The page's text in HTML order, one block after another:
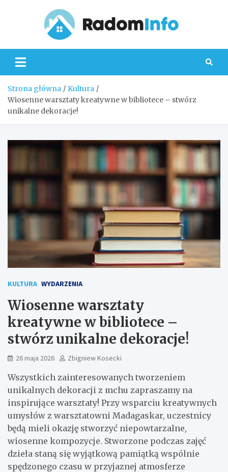
Strona główna
Kultura
Wiosenne warsztaty kreatywne w bibliotece – stwórz
unikalne dekoracje!
KULTURA WYDARZENIA
Wiosenne warsztaty
kreatywne w bibliotece –
stwórz unikalne dekoracje!
26 maja 2026 Zbigniew Kosecki
Wszystkich zainteresowanych tworzeniem
unikalnych dekoracji z mchu zapraszamy na
inspirujące warsztaty! Przy wsparciu kreatywnych
umysłów z warsztatowni Madagaskar, uczestnicy
będą mieli okazję stworzyć niepowtarzalne,
wiosenne kompozycje. Stworzone podczas zajęć
dzieła staną się wyjątkową pamiątką wspólnie
spędzonego czasu w przyjaznej atmosferze